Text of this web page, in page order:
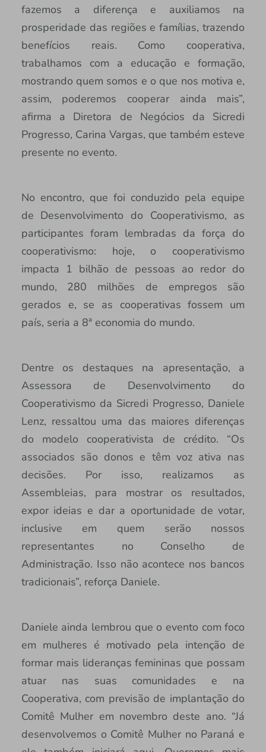
fazemos a diferença e auxiliamos na
prosperidade das regiões e famílias, trazendo
benefícios reais. Como cooperativa,
trabalhamos com a educação e formação,
mostrando quem somos e o que nos motiva e,
assim, poderemos cooperar ainda mais”,
afirma a Diretora de Negócios da Sicredi
Progresso, Carina Vargas, que também esteve
presente no evento.
No encontro, que foi conduzido pela equipe
de Desenvolvimento do Cooperativismo, as
participantes foram lembradas da força do
cooperativismo: hoje, o cooperativismo
impacta 1 bilhão de pessoas ao redor do
mundo, 280 milhões de empregos são
gerados e, se as cooperativas fossem um
país, seria a 8ª economia do mundo.
Dentre os destaques na apresentação, a
Assessora de Desenvolvimento do
Cooperativismo da Sicredi Progresso, Daniele
Lenz, ressaltou uma das maiores diferenças
do modelo cooperativista de crédito. “Os
associados são donos e têm voz ativa nas
decisões. Por isso, realizamos as
Assembleias, para mostrar os resultados,
expor ideias e dar a oportunidade de votar,
inclusive em quem serão nossos
representantes no Conselho de
Administração. Isso não acontece nos bancos
tradicionais”, reforça Daniele.
Daniele ainda lembrou que o evento com foco
em mulheres é motivado pela intenção de
formar mais lideranças femininas que possam
atuar nas suas comunidades e na
Cooperativa, com previsão de implantação do
Comitê Mulher em novembro deste ano. “Já
desenvolvemos o Comitê Mulher no Paraná e